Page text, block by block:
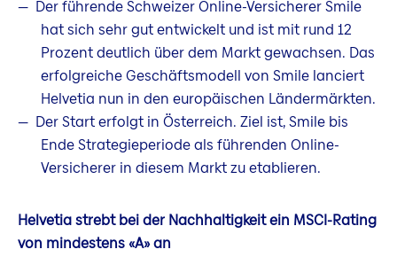
Der führende Schweizer Online-Versicherer Smile
hat sich sehr gut entwickelt und ist mit rund 12
Prozent deutlich über dem Markt gewachsen. Das
erfolgreiche Geschäftsmodell von Smile lanciert
Helvetia nun in den europäischen Ländermärkten.
Der Start erfolgt in Österreich. Ziel ist, Smile bis
Ende Strategieperiode als führenden Online-
Versicherer in diesem Markt zu etablieren.
Helvetia strebt bei der Nachhaltigkeit ein MSCI-Rating
von mindestens «A» an